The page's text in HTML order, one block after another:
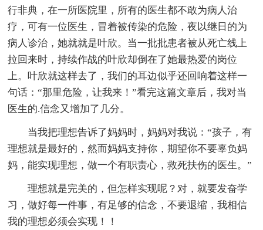
行非典，在一所医院里，所有的医生都不敢为病人治
疗，可有一位医生，冒着被传染的危险，夜以继日的为
病人诊治，她就就是叶欣。当一批批患者被从死亡线上
拉回来时，持续作战的叶欣却倒在了她最热爱的岗位
上。叶欣就这样去了，我们的耳边似乎还回响着这样一
句话：“那里危险，让我来！”看完这篇文章后，我对当
医生的.信念又增加了几分。
当我把理想告诉了妈妈时，妈妈对我说：“孩子，有
理想就是最好的，然而妈妈支持你，期望你不要辜负妈
妈，能实现理想，做一个有职责心，救死扶伤的医生。”
理想就是完美的，但怎样实现呢？对，就要发奋学
习，做好每一件事，有足够的信念，不要退缩，我相信
我的理想必须会实现！！